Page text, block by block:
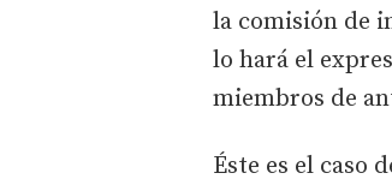
la comisión de
lo hará el
miembros de
Éste es el caso